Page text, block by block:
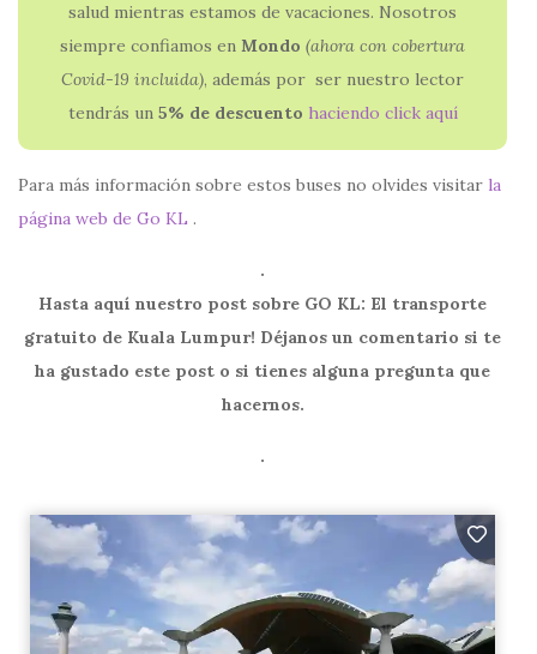
salud mientras estamos de vacaciones. Nosotros
siempre confiamos en Mondo (ahora con cobertura
Covid-19 incluida), además por ser nuestro lector
tendrás un 5% de descuento haciendo click aquí
Para más información sobre estos buses no olvides visitar la
página web de Go KL .
.
Hasta aquí nuestro post sobre GO KL: El transporte
gratuito de Kuala Lumpur! Déjanos un comentario si te
ha gustado este post o si tienes alguna pregunta que
hacernos.
.